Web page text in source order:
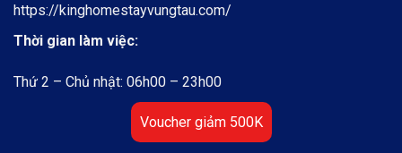
https://kinghomestayvungtau.com/
Thời gian làm việc:
Thứ 2 – Chủ nhật: 06h00 – 23h00
Voucher giảm 500K